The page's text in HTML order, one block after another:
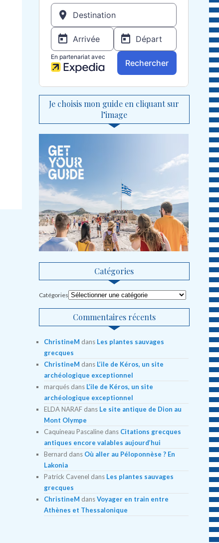
Je choisis mon guide en cliquant sur
l’image
Catégories
Catégories
Commentaires récents
ChristineM dans Les plantes sauvages
grecques
ChristineM dans L’ile de Kéros, un site
archéologique exceptionnel
marquésdans L’ile de Kéros, un site
archéologique exceptionnel
ELDA NARAFdans Le site antique de Dion au
Mont Olympe
Caquineau Pascalinedans Citations grecques
antiques encore valables aujourd’hui
Bernard dans Où aller au Péloponnèse ? En
Lakonia
Patrick Cavenel dans Les plantes sauvages
grecques
ChristineM dansVoyager en train entre
Athènes et Thessalonique